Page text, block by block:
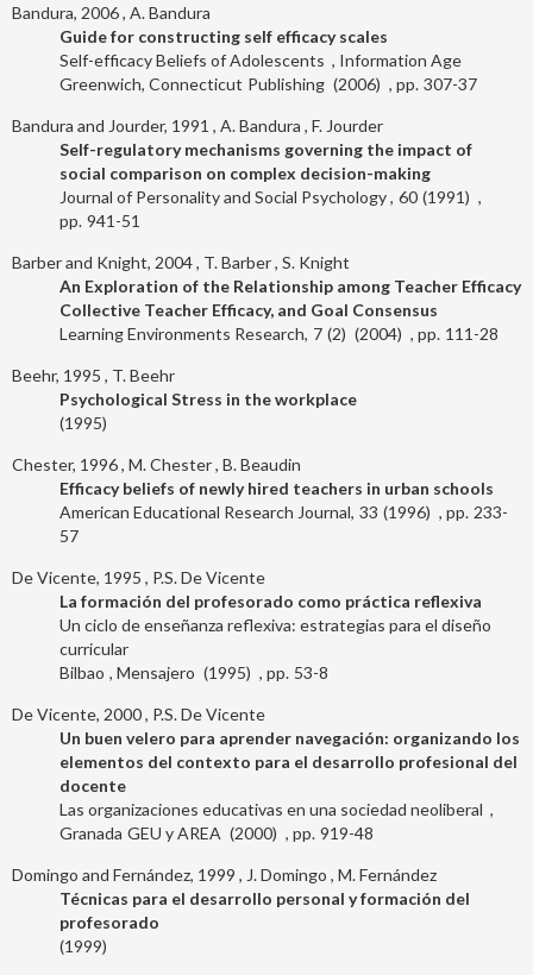
Bandura, 2006 A. Bandura
Guide for constructing self efficacy scales
Self-efficacy Beliefs of Adolescents
Information Age
Publishing
Greenwich, Connecticut 2006 307-37
Bandura and Jourder, 1991 A. Bandura F. Jourder
Self-regulatory mechanisms governing the impact of
social comparison on complex decision-making
Journal of Personality and Social Psychology 60 1991
941-51
Barber and Knight, 2004 T. Barber S. Knight
An Exploration of the Relationship among Teacher Efficacy
Collective Teacher Efficacy, and Goal Consensus
Learning Environments Research 7 2 2004 111-28
Beehr, 1995
T. Beehr
Psychological Stress in the workplace
1995
Chester, 1996 M. Chester B. Beaudin
Efficacy beliefs of newly hired teachers in urban schools
American Educational Research Journal 33 1996
233-
57
De Vicente, 1995
P.S. De Vicente
La formación del profesorado como práctica reflexiva
Un ciclo de enseñanza reflexiva: estrategias para el diseño
curricular
Mensajero
Bilbao 1995 53-8
De Vicente, 2000 P.S. De Vicente
Un buen velero para aprender navegación: organizando los
elementos del contexto para el desarrollo profesional del
docente
Las organizaciones educativas en una sociedad neoliberal
GEU y AREA
Granada 2000 919-48
Domingo and Fernández, 1999 J. Domingo M. Fernández
Técnicas para el desarrollo personal y formación del
profesorado
1999